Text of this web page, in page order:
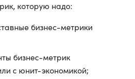
которую надо:
бизнес-метрики
бизнес-метрик
с юнит-экономикой;